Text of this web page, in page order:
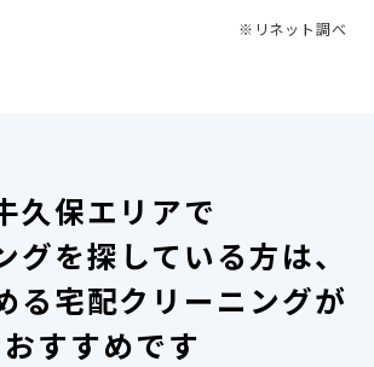
※リネット調べ
久保エリアで
グを探している方は、
る宅配クリーニングが
おすすめです